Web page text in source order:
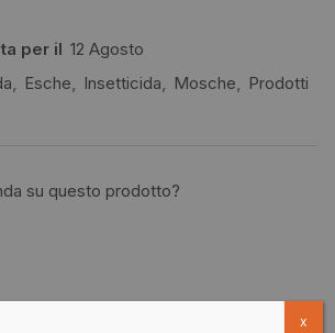
per il 12 Agosto
Esche Insetticida Mosche
Prodotti
su questo prodotto?
x